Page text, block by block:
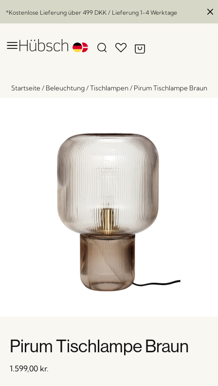
*Kostenlose Lieferung über 499 DKK / Lieferung 1-4 Werktage
Startseite/ Beleuchtung/Tischlampen/ Pirum Tischlampe Braun
Pirum Tischlampe Braun
1.599,00 kr.